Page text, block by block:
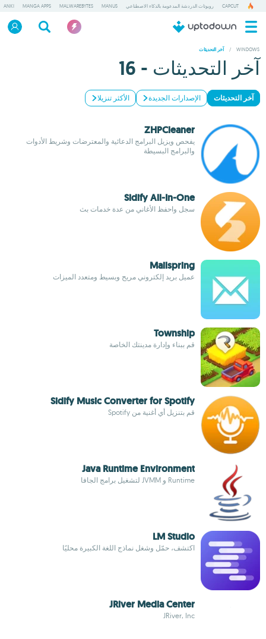
CAPCUT روبوتات الدردشة المدعومة بالذكاء الاصطناعي MANUS
MALWAREBYTES
MANGA APPS
ANKI
WINDOWS
/ آخر التحديثات
آخر التحديثات - 16
آخر التحديثات الإصدارات الجديدة الأكثر تنزيلا
ZHPCleaner
يفحص ويزيل البرامج الدعائية والمعترضات وشريط الأدوات
والبرامج البسيطة
Sidify All-In-One
سجل واحفظ الأغاني من عدة خدمات بث
Mailspring
عميل بريد إلكتروني مريح وبسيط ومتعدد الميزات
Township
قم ببناء وإدارة مدينتك الخاصة
Sidify Music Converter for Spotify
قم بتنزيل أي أغنية من Spotify
Java Runtime Environment
Runtime و JVMM لتشغيل برامج الجافا
LM Studio
اكتشف، حمّل وشغل نماذج اللغة الكبيرة محليًا
JRiver Media Center
JRiver, Inc